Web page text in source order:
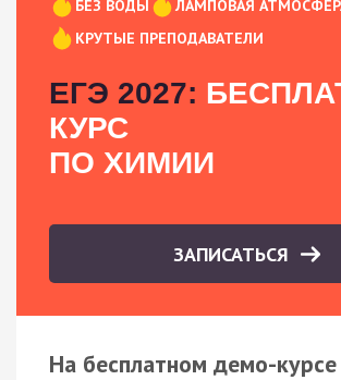
БЕЗ ВОДЫ
ЛАМПОВАЯ
КРУТЫЕ ПРЕПОДАВАТЕЛИ
ЕГЭ 2027:
КУРС
ПО ХИМИИ
ЗАПИСАТЬСЯ
На бесплатном демо-